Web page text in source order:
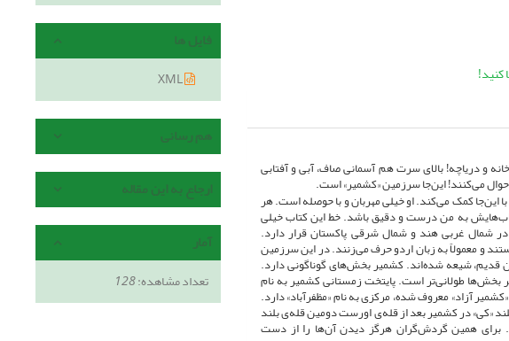
و دریاچه! بالای سرت هم آسمانی صاف، آبی و آفتابی
می‌کنند! این‌جا سرزمین «کشمیر» است.
کمک می‌کند. او خیلی مهربان و با حوصله است. هر
به من درست و دقیق باشد. خط این کتاب خیلی
شمال غربی هند و شمال شرقی پاکستان قرار دارد.
و ‌معمولاً به زبان اردو حرف می‌زنند. در این سرزمین
قدیم، شیعه شده‌اند. کشمیر بخش‌های گوناگونی دارد.
بخش‌ها طولانی‌تر است. پایتخت زمستانی کشمیر به نام
آزاد» معروف شده، مرکزی به نام «مظفرآباد» دارد.
«کی» در کشمیر بعد از قله‌ی اورست دومین قله‌ی بلند
برای همین گردش‌گران هرگز دیدن آن‌ها را از دست
فایل ها
XML
هم رسانی
ارجاع به این مقاله
آمار
تعداد مشاهده:128